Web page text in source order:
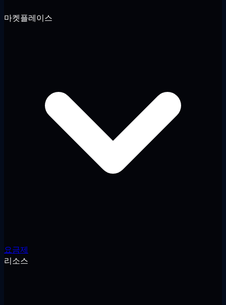
마켓플레이스
요금제
리소스